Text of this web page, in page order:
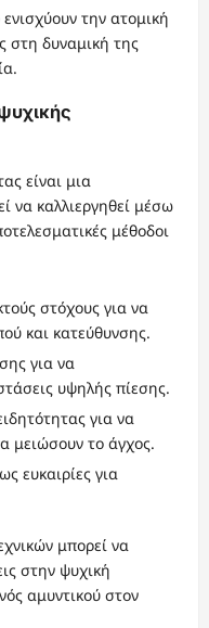
την ατομική
στη δυναμική της
είναι μια
να καλλιεργηθεί μέσω
μέθοδοι
στόχους για να
και κατεύθυνσης.
για να
υψηλής πίεσης.
για να
μειώσουν το άγχος.
ευκαιρίες για
μπορεί να
στην ψυχική
αμυντικού στον